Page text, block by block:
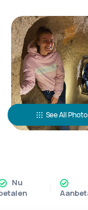
See All
Nu